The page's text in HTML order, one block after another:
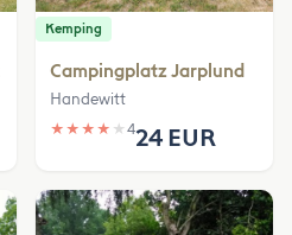
Kemping
Campingplatz Jarplund
Handewitt
★ ★ ★ ★ ★ 424 EUR